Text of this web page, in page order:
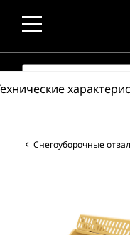
SEARCH
Снегоуборочные